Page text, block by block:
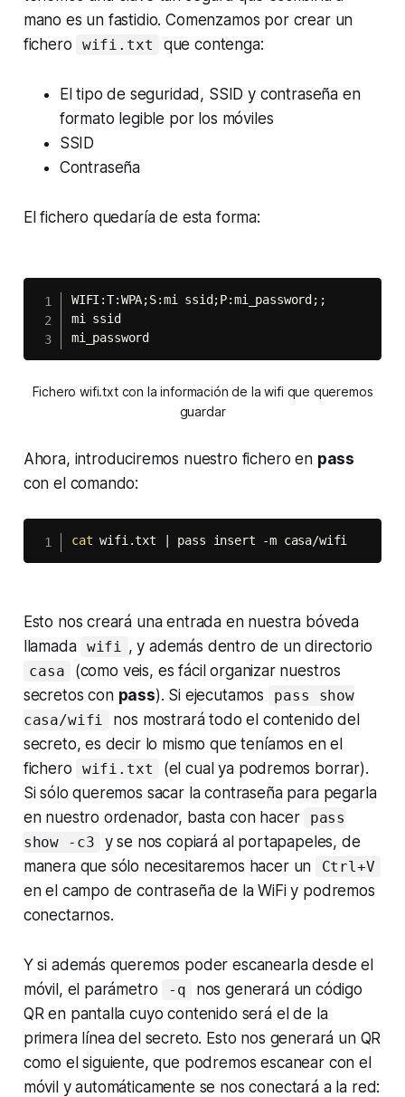
mano es un fastidio. Comenzamos por crear un
fichero
wifi.txt que contenga:
El tipo de seguridad, SSID y contraseña en
formato legible por los móviles
SSID
Contraseña
El fichero quedaría de esta forma:
WIFI:T:WPA;S:mi ssid;P:mi_password;;
mi ssid
mi_password
Ficherowifi.txtcon la información de la wifi que queremos
guardar
Ahora, introduciremos nuestro fichero en pass
con el comando:
cat wifi.txt | pass insert -m casa/wifi
Esto nos creará una entrada en nuestra bóveda
llamada wifi , y además dentro de un directorio
casa
(como veis, es fácil organizar nuestros
secretos con pass). Si ejecutamos
pass show
casa/wifi
nos mostrará todo el contenido del
secreto, es decir lo mismo que teníamos en el
fichero
wifi.txt
(el cual ya podremos borrar).
Si sólo queremos sacar la contraseña para pegarla
en nuestro ordenador, basta con hacer
pass
show -c3
y se nos copiará al portapapeles, de
manera que sólo necesitaremos hacer un
Ctrl+V
en el campo de contraseña de la WiFi y podremos
conectarnos.
Y si además queremos poder escanearla desde el
móvil, el parámetro
-q
nos generará un código
QR en pantalla cuyo contenido será el de la
primera línea del secreto. Esto nos generará un QR
como el siguiente, que podremos escanear con el
móvil y automáticamente se nos conectará a la red: